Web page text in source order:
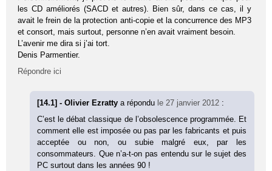
les CD améliorés (SACD et autres). Bien sûr, dans ce cas, il y
avait le frein de la protection anti-copie et la concurrence des MP3
et consort, mais surtout, personne n’en avait vraiment besoin.
L’avenir me dira si j’ai tort.
Denis Parmentier.
Répondre ici
[14.1] - Olivier Ezrattya répondu le 27 janvier 2012 :
C’est le débat classique de l’obsolescence programmée. Et
comment elle est imposée ou pas par les fabricants et puis
acceptée ou non, ou subie malgré eux, par les
consommateurs. Que n’a-t-on pas entendu sur le sujet des
PC surtout dans les années 90 !